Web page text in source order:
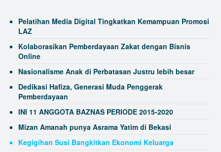
Pelatihan Media Digital Tingkatkan Kemampuan Promosi
LAZ
Kolaborasikan Pemberdayaan Zakat dengan Bisnis
Online
Nasionalisme Anak di Perbatasan Justru lebih besar
Dedikasi Hafiza, Generasi Muda Penggerak
Pemberdayaan
INI 11 ANGGOTA BAZNAS PERIODE 2015-2020
Mizan Amanah punya Asrama Yatim di Bekasi
Kegigihan Susi Bangkitkan Ekonomi Keluarga